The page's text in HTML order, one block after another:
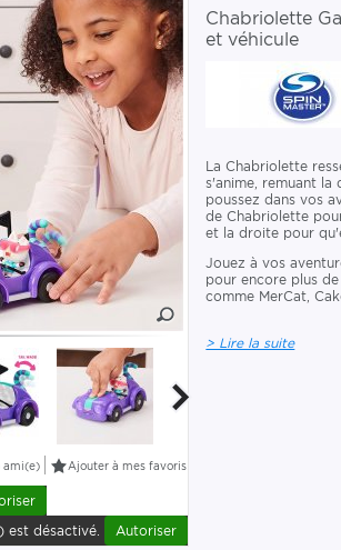
ami(e) Ajouter à mes favoris
est désactivé.
Autoriser
Chabriolette
et véhicule
La Chabriolette
s'anime, remuant la
poussez dans vos
de Chabriolette
et la droite pour
Jouez à vos
pour encore plus
comme MerCat,
> Lire la suite